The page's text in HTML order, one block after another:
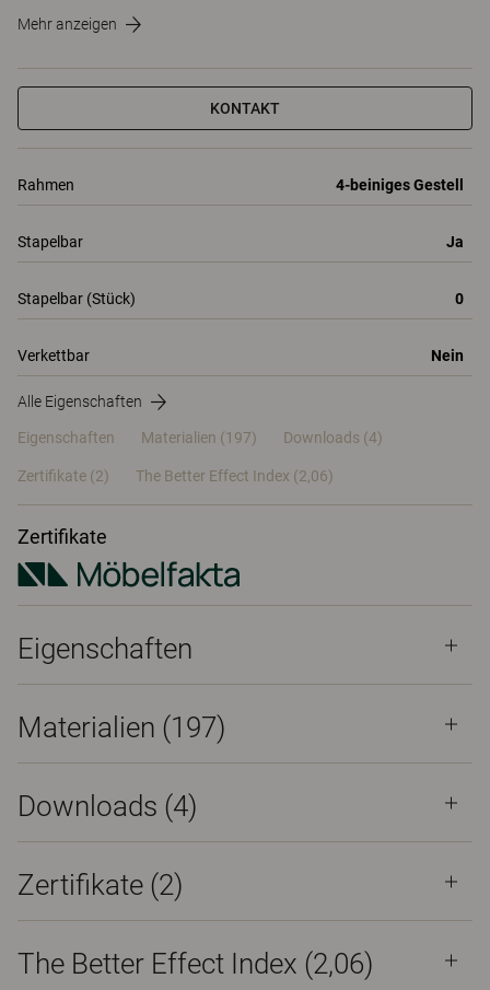
Mehr anzeigen
KONTAKT
Rahmen 4-beiniges Gestell
Stapelbar Ja
Stapelbar (Stück) 0
Verkettbar Nein
Alle Eigenschaften
Eigenschaften Materialien (197) Downloads (4)
Zertifikate (2) The Better Effect Index (2,06)
Zertifikate
Eigenschaften
Materialien (197)
Downloads (4)
Zertifikate (2)
The Better Effect Index (2,06)